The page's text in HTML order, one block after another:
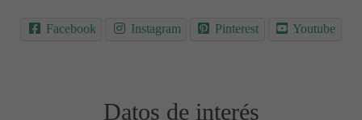
Facebook Instagram Pinterest Youtube
Datos de interés